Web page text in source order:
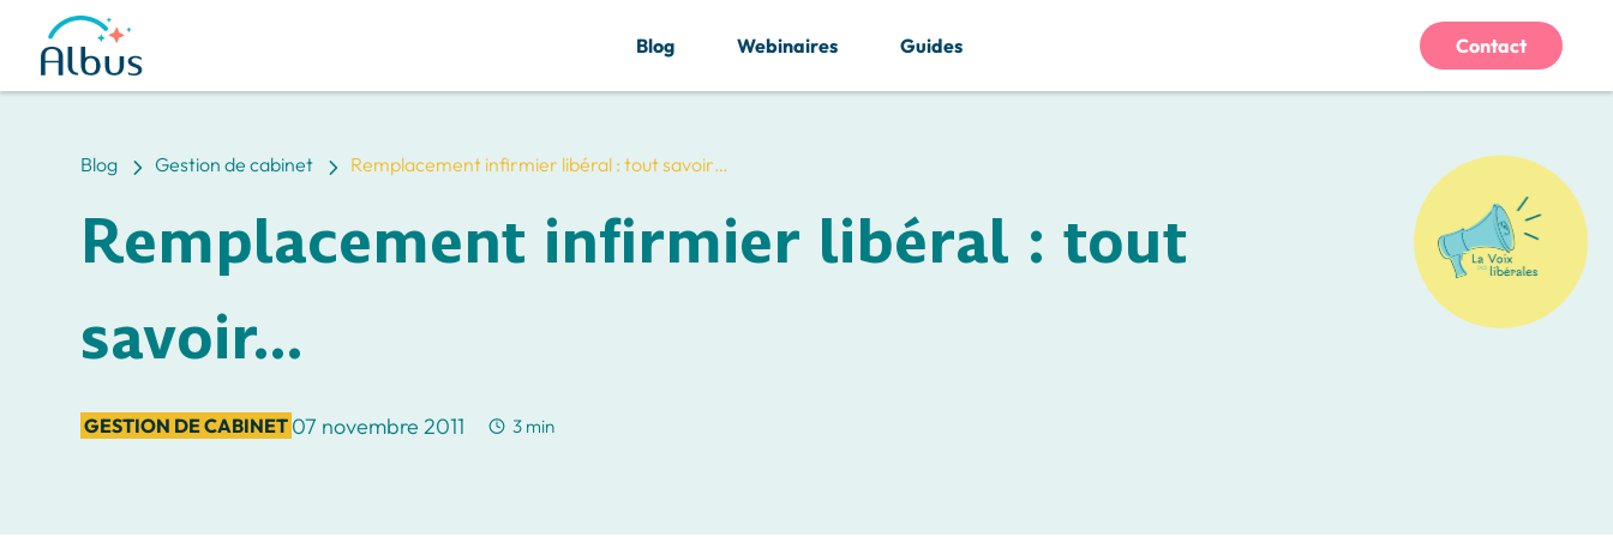
Blog 5 Gestion de cabinet 5 Remplacement infirmier libéral : tout savoir…
Remplacement infirmier libéral : tout
savoir…
GESTION DE CABINET 07 novembre 2011 3 min
Blog Webinaires Guides Contact